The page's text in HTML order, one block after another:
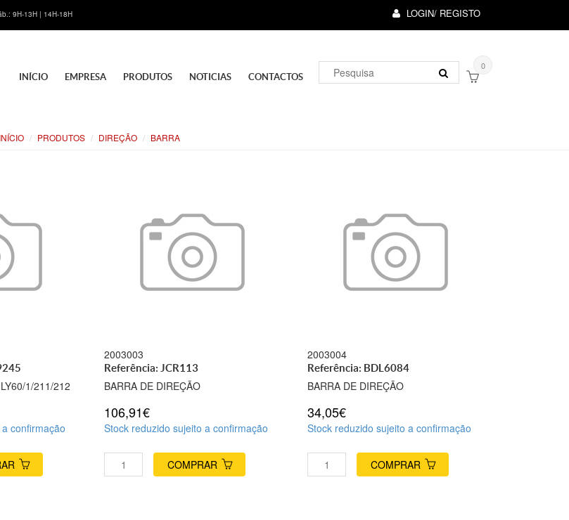
9H-13H | 14H-18H LOGIN/ REGISTO
INÍCIO EMPRESA PRODUTOS NOTICIAS CONTACTOS
0
INÍCIO PRODUTOS DIREÇÃO BARRA
1/211/212
confirmação
2003003
Referência: JCR113
BARRA DE DIREÇÃO
106,91€
Stock reduzido sujeito a confirmação
COMPRAR
2003004
Referência: BDL6084
BARRA DE DIREÇÃO
34,05€
Stock reduzido sujeito a confirmação
COMPRAR